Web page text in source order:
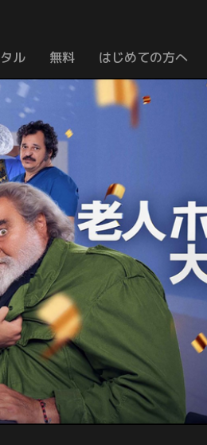
ル 無料 はじめての方へ